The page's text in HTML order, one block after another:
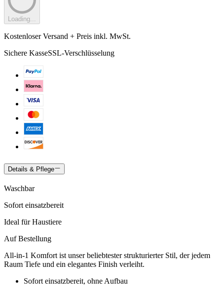
Loading...
Kostenloser Versand + Preis inkl. MwSt.
Sichere KasseSSL-Verschlüsselung
Details & Pflege
Waschbar
Sofort einsatzbereit
Ideal für Haustiere
Auf Bestellung
All-in-1 Komfort ist unser beliebtester strukturierter Stil, der jedem
Raum Tiefe und ein elegantes Finish verleiht.
Sofort einsatzbereit, ohne Aufbau